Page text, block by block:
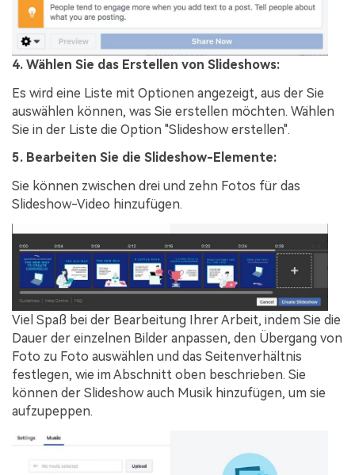
4. Wählen Sie das Erstellen von Slideshows:
Es wird eine Liste mit Optionen angezeigt, aus der Sie
auswählen können, was Sie erstellen möchten. Wählen
Sie in der Liste die Option "Slideshow erstellen".
5. Bearbeiten Sie die Slideshow-Elemente:
Sie können zwischen drei und zehn Fotos für das
Slideshow-Video hinzufügen.
Viel Spaß bei der Bearbeitung Ihrer Arbeit, indem Sie die
Dauer der einzelnen Bilder anpassen, den Übergang von
Foto zu Foto auswählen und das Seitenverhältnis
festlegen, wie im Abschnitt oben beschrieben. Sie
können der Slideshow auch Musik hinzufügen, um sie
aufzupeppen.